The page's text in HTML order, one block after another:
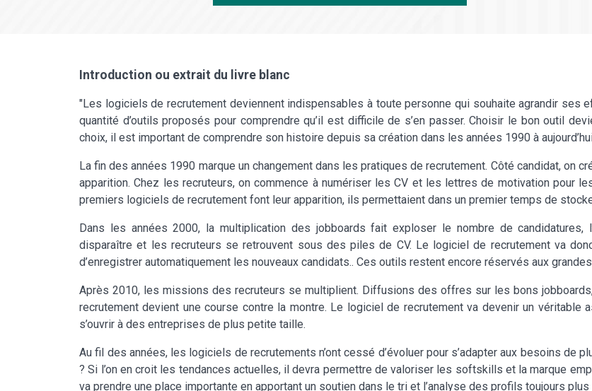
Introduction ou extrait du livre blanc
"Les logiciels de recrutement deviennent indispensables à toute personne qui souhaite agrandir
quantité d’outils proposés pour comprendre qu’il est difficile de s’en passer. Choisir le bon outil
choix, il est important de comprendre son histoire depuis sa création dans les années 1990 à
La fin des années 1990 marque un changement dans les pratiques de recrutement. Côté candidat, on
apparition. Chez les recruteurs, on commence à numériser les CV et les lettres de motivation pour
premiers logiciels de recrutement font leur apparition, ils permettaient dans un premier temps de
Dans les années 2000, la multiplication des jobboards fait exploser le nombre de
disparaître et les recruteurs se retrouvent sous des piles de CV. Le logiciel de recrutement va
d’enregistrer automatiquement les nouveaux candidats.. Ces outils restent encore réservés aux
Après 2010, les missions des recruteurs se multiplient. Diffusions des offres sur les bons
recrutement devient une course contre la montre. Le logiciel de recrutement va devenir un
s’ouvrir à des entreprises de plus petite taille.
Au fil des années, les logiciels de recrutements n’ont cessé d’évoluer pour s’adapter aux besoins de
? Si l’on en croit les tendances actuelles, il devra permettre de valoriser les softskills et la marque
va prendre une place importante en apportant un soutien dans le tri et l’analyse des profils toujours